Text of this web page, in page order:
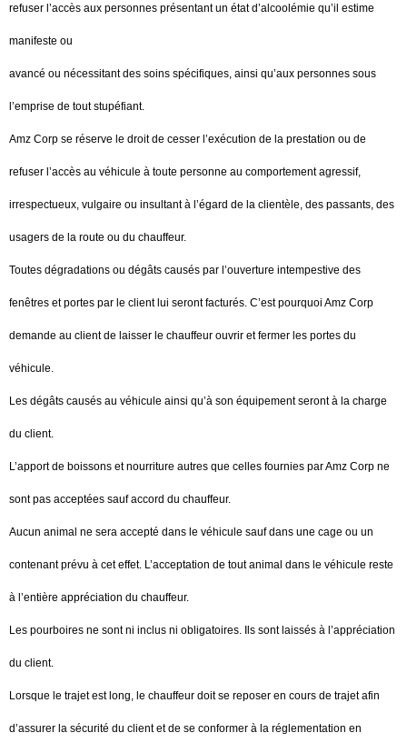
refuser l’accès aux personnes présentant un état d’alcoolémie qu’il estime
manifeste ou
avancé ou nécessitant des soins spécifiques, ainsi qu’aux personnes sous
l’emprise de tout stupéfiant.
Amz Corp se réserve le droit de cesser l’exécution de la prestation ou de
refuser l’accès au véhicule à toute personne au comportement agressif,
irrespectueux, vulgaire ou insultant à l’égard de la clientèle, des passants, des
usagers de la route ou du chauffeur.
Toutes dégradations ou dégâts causés par l’ouverture intempestive des
fenêtres et portes par le client lui seront facturés. C’est pourquoi Amz Corp
demande au client de laisser le chauffeur ouvrir et fermer les portes du
véhicule.
Les dégâts causés au véhicule ainsi qu’à son équipement seront à la charge
du client.
L’apport de boissons et nourriture autres que celles fournies par Amz Corp ne
sont pas acceptées sauf accord du chauffeur.
Aucun animal ne sera accepté dans le véhicule sauf dans une cage ou un
contenant prévu à cet effet. L’acceptation de tout animal dans le véhicule reste
à l’entière appréciation du chauffeur.
Les pourboires ne sont ni inclus ni obligatoires. Ils sont laissés à l’appréciation
du client.
Lorsque le trajet est long, le chauffeur doit se reposer en cours de trajet afin
d’assurer la sécurité du client et de se conformer à la réglementation en